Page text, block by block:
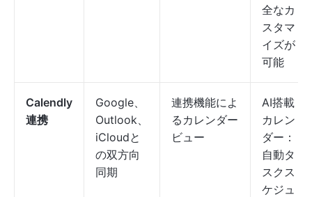
全なカ
スタマ
イズが
可能
Calendly
連携
Google、
Outlook、
iCloudと
の双方向
同期
連携機能によ
るカレンダー
ビュー
AI搭載
カレン
ダー：
自動タ
スクス
ケジュ